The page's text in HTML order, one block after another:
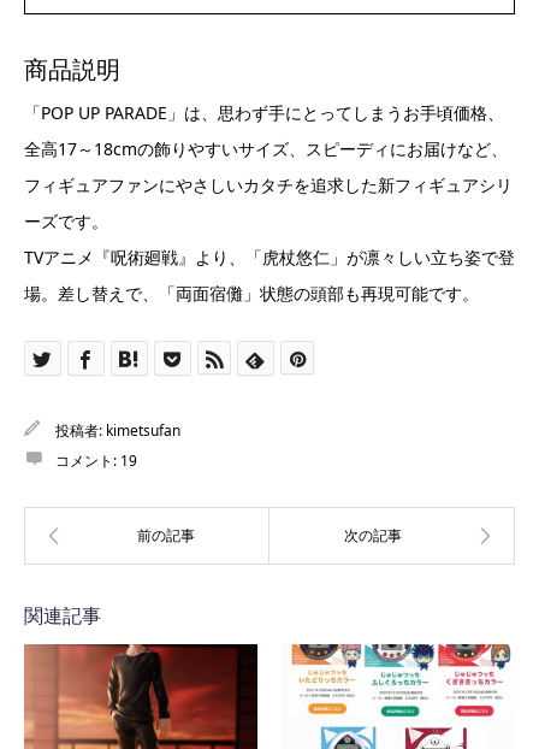
商品説明
「POP UP PARADE」は、思わず手にとってしまうお手頃価格、
全高17～18cmの飾りやすいサイズ、スピーディにお届けなど、
フィギュアファンにやさしいカタチを追求した新フィギュアシリ
ーズです。
TVアニメ『呪術廻戦』より、「虎杖悠仁」が凛々しい立ち姿で登
場。差し替えで、「両面宿儺」状態の頭部も再現可能です。
投稿者: kimetsufan
コメント: 19
関連記事